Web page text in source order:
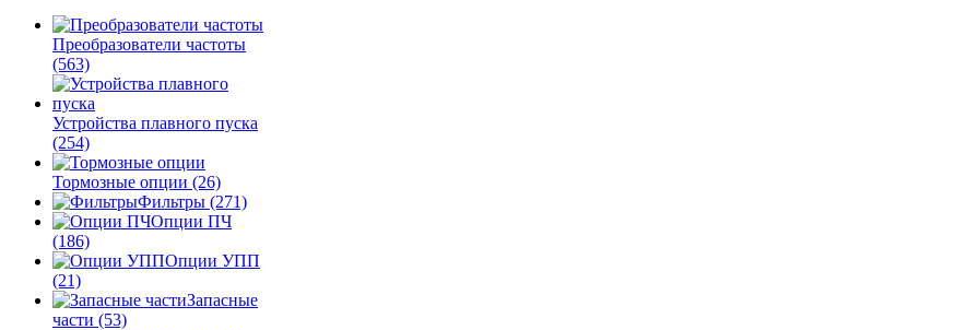
Преобразователи частоты
(563)
Устройства плавного пуска
(254)
Тормозные опции (26)
Фильтры (271)
Опции ПЧ
(186)
Опции УПП
(21)
Запасные
части (53)